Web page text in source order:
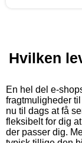
Hvilken
En hel del e-
fragtmuligheder
nu til dags at få
fleksibelt for dig
der passer dig.